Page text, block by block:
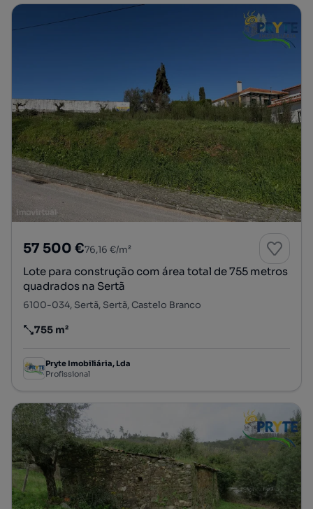
57 500 €76,16 €/m²
Lote para construção com área total de 755 metros
quadrados na Sertã
6100-034, Sertã, Sertã, Castelo Branco
Preço por metro quadrado
755 m²
Pryte Imobiliária, Lda
Profissional